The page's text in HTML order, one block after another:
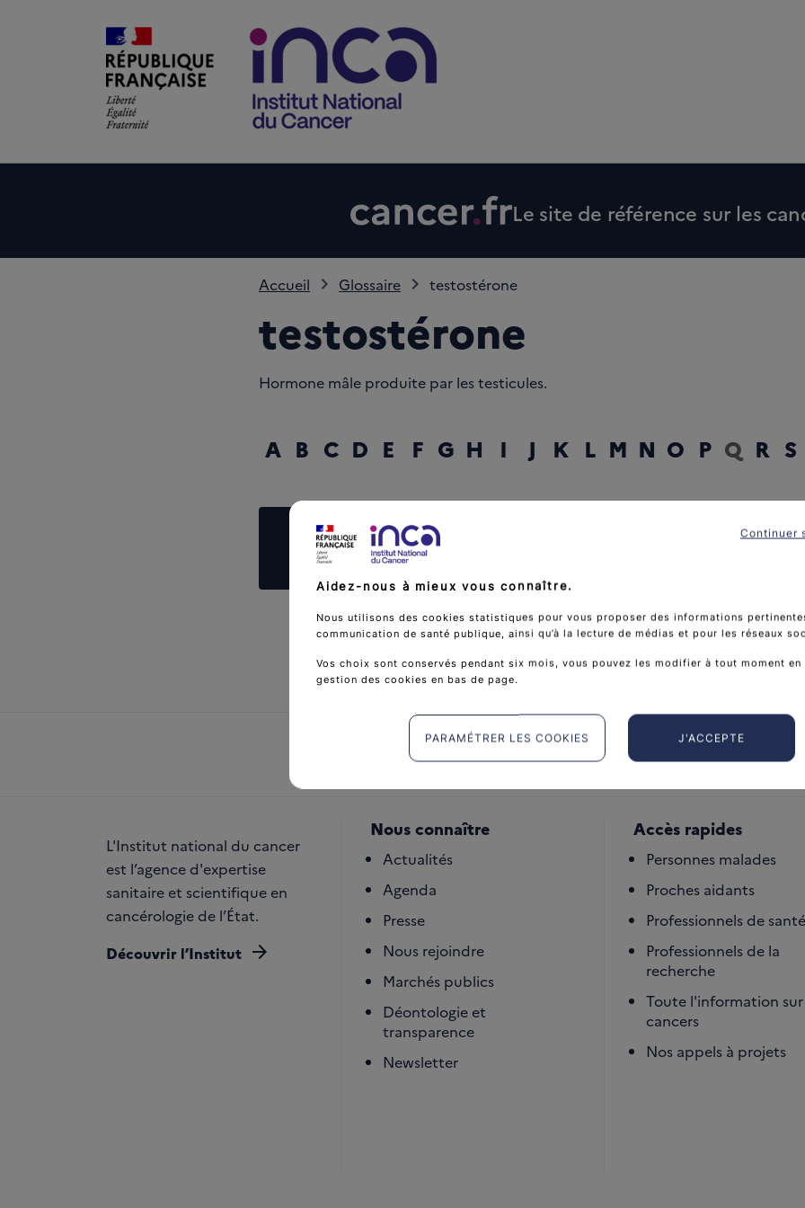
Le site de référence sur les
Accueil Glossaire testostérone
testostérone
Hormone mâle produite par les testicules.
A B C D E F G H I J K L M N O P Q R S
Rechercher un mot
L'Institut national du cancer
est l’agence d'expertise
sanitaire et scientifique en
cancérologie de l’État.
Découvrir l’Institut arrow_forward
Nous connaître
Actualités
Agenda
Presse
Nous rejoindre
Marchés publics
Déontologie et
transparence
Newsletter
Accès rapides
Personnes malades
Proches aidants
Professionnels de santé
Professionnels de la
recherche
Toute l'information sur
cancers
Nos appels à projets
Aidez-nous à mieux vous connaître.
Nous utilisons des cookies statistiques pour vous proposer des informations
communication de santé publique, ainsi qu’à la lecture de médias et pour les réseaux
Vos choix sont conservés pendant six mois, vous pouvez les modifier à tout moment en
gestion des cookies en bas de page.
J'ACCEPTE
PARAMÉTRER LES COOKIES
Continuer